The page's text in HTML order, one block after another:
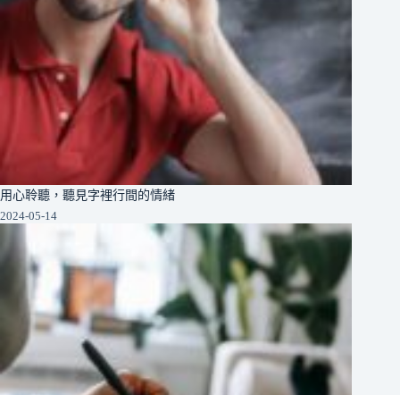
用心聆聽，聽見字裡行間的情緒
2024-05-14